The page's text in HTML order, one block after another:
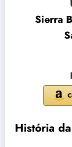
Sierra
História